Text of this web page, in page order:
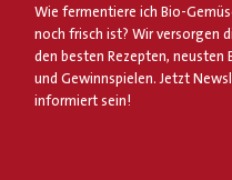
Wie fermentiere ich Bio-
noch frisch ist? Wir versorgen
den besten Rezepten, neusten
und Gewinnspielen. Jetzt
informiert sein!